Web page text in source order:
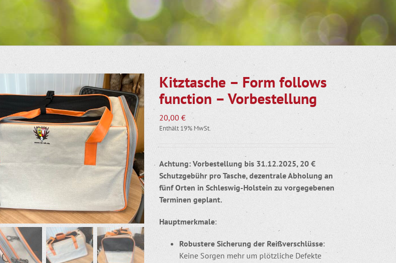
Kitztasche – Form follows
function – Vorbestellung
20,00 €
Enthält 19% MwSt.
Achtung: Vorbestellung bis 31.12.2025, 20 €
Schutzgebühr pro Tasche, dezentrale Abholung an
fünf Orten in Schleswig-Holstein zu vorgegebenen
Terminen geplant.
Hauptmerkmale:
Robustere Sicherung der Reißverschlüsse:
Keine Sorgen mehr um plötzliche Defekte